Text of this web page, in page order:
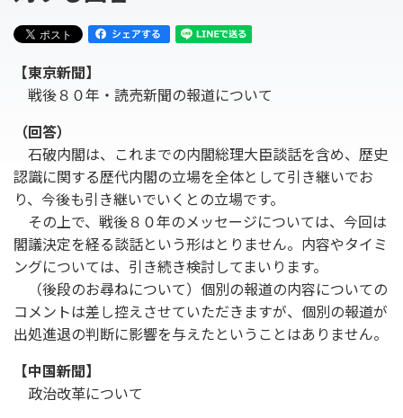
【東京新聞】
戦後８０年・読売新聞の報道について
（回答）
石破内閣は、これまでの内閣総理大臣談話を含め、歴史
認識に関する歴代内閣の立場を全体として引き継いでお
り、今後も引き継いでいくとの立場です。
その上で、戦後８０年のメッセージについては、今回は
閣議決定を経る談話という形はとりません。内容やタイミ
ングについては、引き続き検討してまいります。
（後段のお尋ねについて）個別の報道の内容についての
コメントは差し控えさせていただきますが、個別の報道が
出処進退の判断に影響を与えたということはありません。
【中国新聞】
政治改革について